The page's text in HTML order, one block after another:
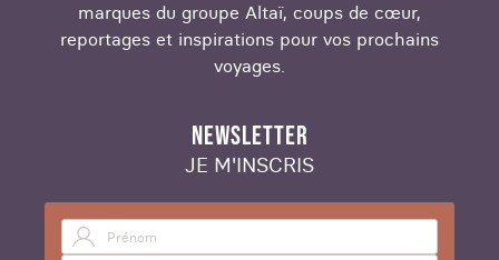
marques du groupe Altaï, coups de cœur,
reportages et inspirations pour vos prochains
voyages.
NEWSLETTER
JE M'INSCRIS